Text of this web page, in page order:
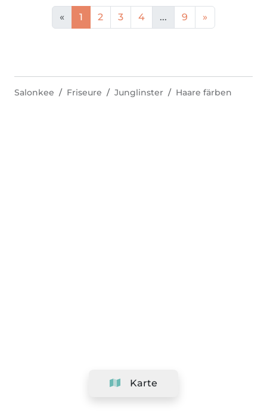
« 1 2 3 4 ... 9 »
Karte
Salonkee Friseure Junglinster Haare färben